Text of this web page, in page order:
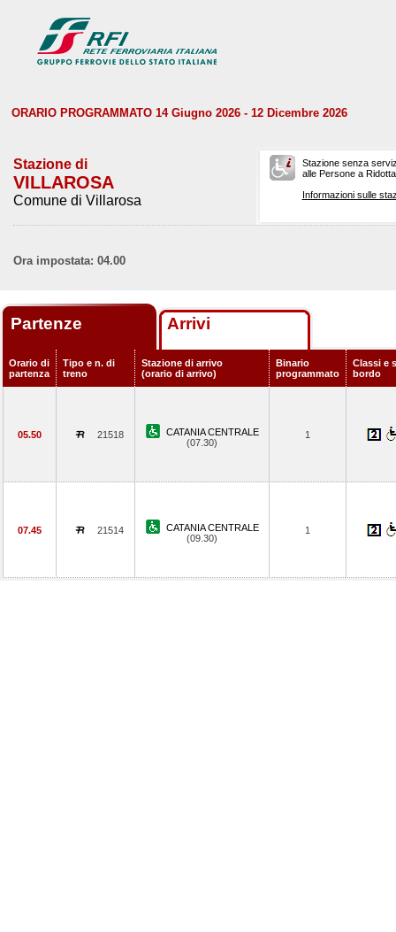
ORARIO PROGRAMMATO 14 Giugno 2026 - 12 Dicembre 2026
Stazione di
VILLAROSA
Comune di Villarosa
Stazione senza
alle Persone a
Informazioni sulle
Ora impostata: 04.00
Partenze Arrivi
Orario di
partenza
Tipo e n. di
treno
Stazione di arrivo
(orario di arrivo)
Binario
programmato
Classi e
bordo
05.50 21518
CATANIA CENTRALE
(07.30)
1
07.45 21514
CATANIA CENTRALE
(09.30)
1